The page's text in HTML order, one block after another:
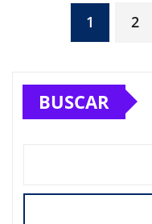
Paginación
de
entradas
1 2
BUSCAR